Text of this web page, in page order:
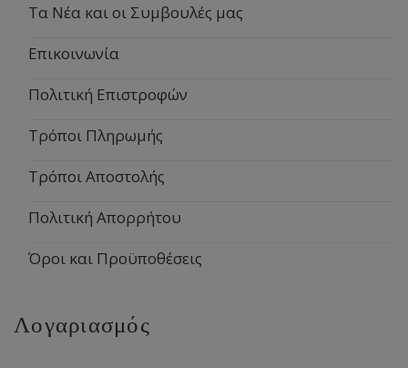
Τα Νέα και οι Συμβουλές μας
Επικοινωνία
Πολιτική Επιστροφών
Τρόποι Πληρωμής
Τρόποι Αποστολής
Πολιτική Απορρήτου
Όροι και Προϋποθέσεις
Λογαριασμός